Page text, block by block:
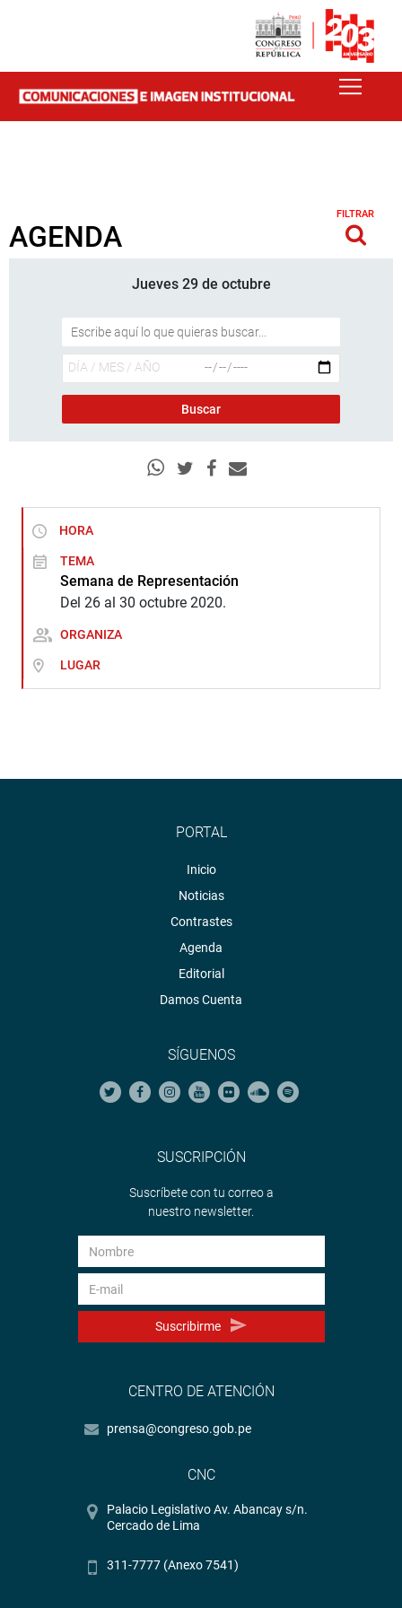
AGENDA
FILTRAR
Jueves 29 de octubre
HORA
TEMA
Semana de Representación
Del 26 al 30 octubre 2020.
ORGANIZA
LUGAR
PORTAL
Inicio
Noticias
Contrastes
Agenda
Editorial
Damos Cuenta
SÍGUENOS
SUSCRIPCIÓN
Suscríbete con tu correo a
nuestro newsletter.
Suscribirme
CENTRO DE ATENCIÓN
prensa@congreso.gob.pe
CNC
Palacio Legislativo Av. Abancay s/n.
Cercado de Lima
311-7777 (Anexo 7541)